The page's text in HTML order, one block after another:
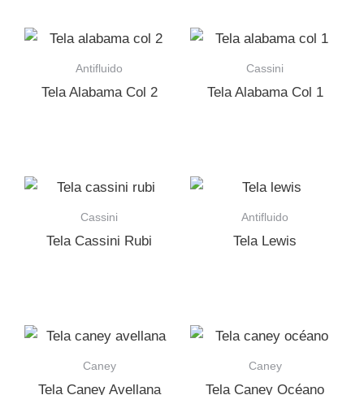
Antifluido
Tela Alabama Col 2
Cassini
Tela Alabama Col 1
Cassini
Tela Cassini Rubi
Antifluido
Tela Lewis
Caney
Tela Caney Avellana
Caney
Tela Caney Océano